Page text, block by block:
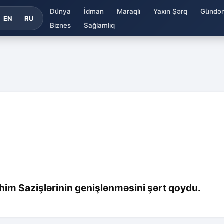
EN RU
Dünya İdman Maraqlı Yaxın Şərq
Biznes
Sağlamlıq
Sazişlərinin genişlənməsini şərt qoydu.